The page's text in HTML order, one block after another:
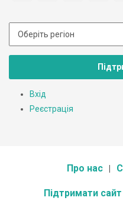
Вхід
Реєстрація
Про нас
Підтримати сайт